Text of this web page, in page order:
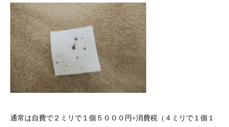
通常は自費で２ミリで１個５０００円+消費税（４ミリで１個１